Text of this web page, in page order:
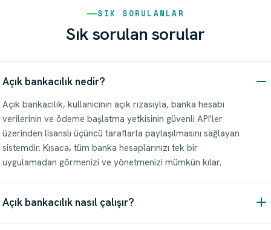
SIK SORULANLAR
Sık sorulan sorular
Açık bankacılık nedir?
Açık bankacılık, kullanıcının açık rızasıyla, banka hesabı
verilerinin ve ödeme başlatma yetkisinin güvenli API'ler
üzerinden lisanslı üçüncü taraflarla paylaşılmasını sağlayan
sistemdir. Kısaca, tüm banka hesaplarınızı tek bir
uygulamadan görmenizi ve yönetmenizi mümkün kılar.
Açık bankacılık nasıl çalışır?